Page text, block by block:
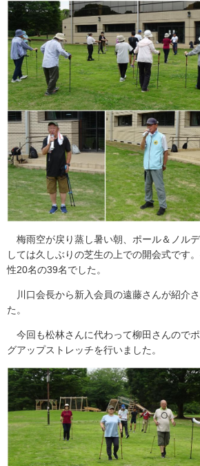
梅雨空が戻り蒸し暑い朝、ポール＆ノル
しては久しぶりの芝生の上での開会式です
性20名の39名でした。
川口会長から新入会員の遠藤さんが紹介
た。
今回も松林さんに代わって柳田さんので
グアップストレッチを行いました。